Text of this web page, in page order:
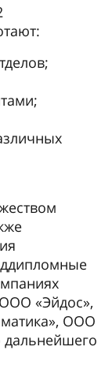
ООО «Эйдос»,
ООО